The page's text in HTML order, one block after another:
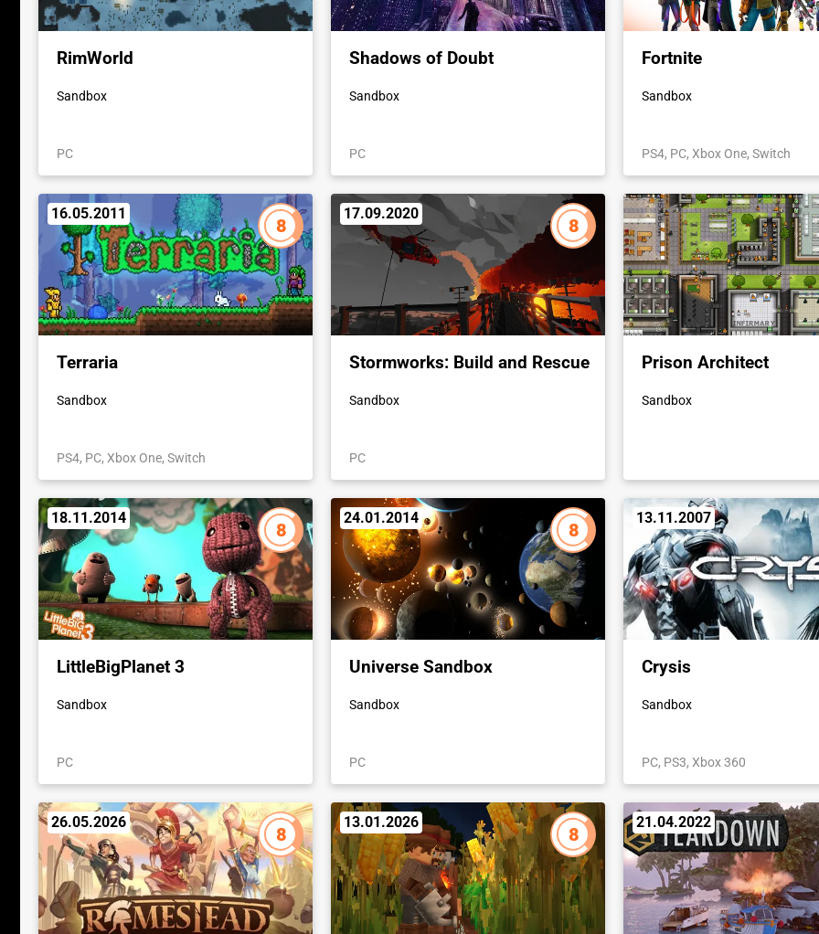
RimWorld
Sandbox
PC
Shadows of Doubt
Sandbox
PC
Fortnite
Sandbox
PS4, PC, Xbox One, Switch
16.05.2011
8
Terraria
Sandbox
PS4, PC, Xbox One, Switch
17.09.2020
8
Stormworks: Build and Rescue
Sandbox
PC
Prison Architect
Sandbox
18.11.2014
8
LittleBigPlanet 3
Sandbox
PC
24.01.2014
8
Universe Sandbox
Sandbox
PC
13.11.2007
Crysis
Sandbox
PC, PS3, Xbox 360
26.05.2026
8
13.01.2026
8
21.04.2022